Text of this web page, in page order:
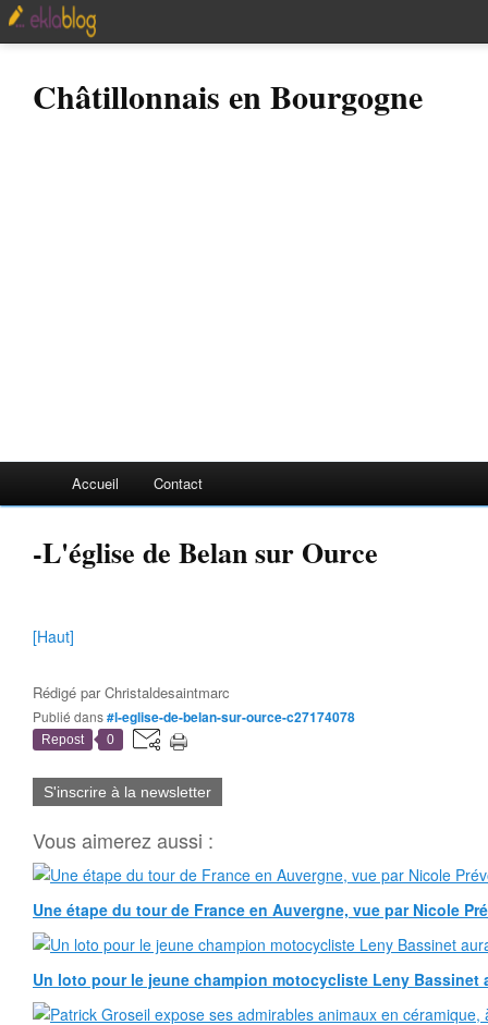
Châtillonnais en Bourgogne
Accueil Contact
-L'église de Belan sur Ource
[Haut]
Rédigé parChristaldesaintmarc
Publié dans#l-eglise-de-belan-sur-ource-c27174078
Repost 0
S'inscrire à la newsletter
Vous aimerez aussi :
Une étape du tour de France en Auvergne, vue par Nicole
Un loto pour le jeune champion motocycliste Leny Bassinet